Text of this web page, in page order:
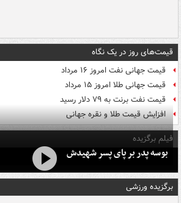
قیمت‌های روز در یک نگاه
قیمت جهانی نفت امروز ۱۶ مرداد
قیمت جهانی طلا امروز ۱۵ مرداد
قیمت نفت برنت به ۷۹ دلار رسید
افزایش قیمت طلا و نقره جهانی
فیلم برگزیده
بوسه‌ پدر بر پای پسر شهیدش
برگزیده ورزشی